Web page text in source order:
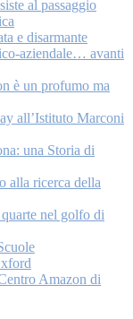
al passaggio
e disarmante
aziendale… avanti
è un profumo ma
all’Istituto Marconi
una Storia di
alla ricerca della
nel golfo di
Amazon di